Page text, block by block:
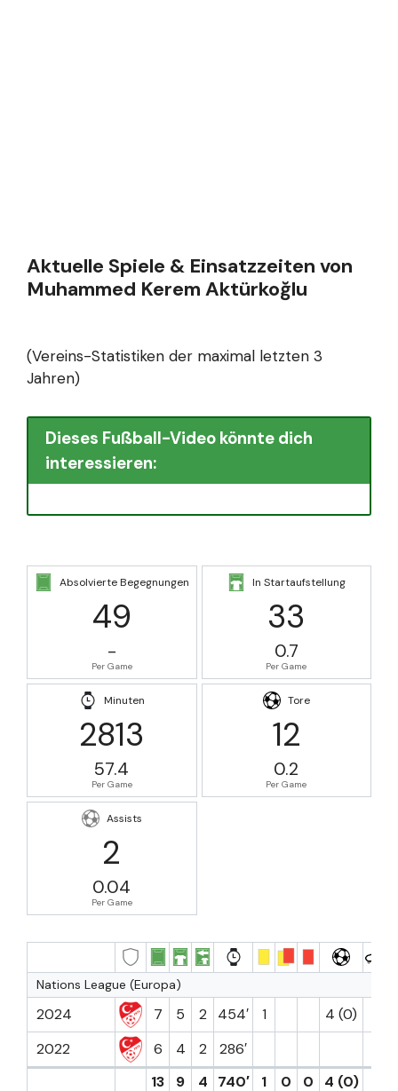
Aktuelle Spiele & Einsatzzeiten von
Muhammed Kerem Aktürkoğlu
(Vereins-Statistiken der maximal letzten 3
Jahren)
Dieses Fußball-Video könnte dich
interessieren:
Absolvierte Begegnungen
49
-
Per Game
In Startaufstellung
33
0.7
Per Game
Minuten
2813
57.4
Per Game
Tore
12
0.2
Per Game
Assists
2
0.04
Per Game
Nations League (Europa)
2024 7 5 2 454′ 1 4 (0)
2022
6 4 2 286′
13
9 4 740′ 1 0 0 4 (0)